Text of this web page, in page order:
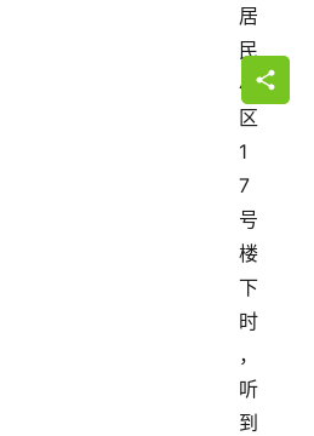
居
民
小
区
1
7
号
楼
下
时
，
听
到